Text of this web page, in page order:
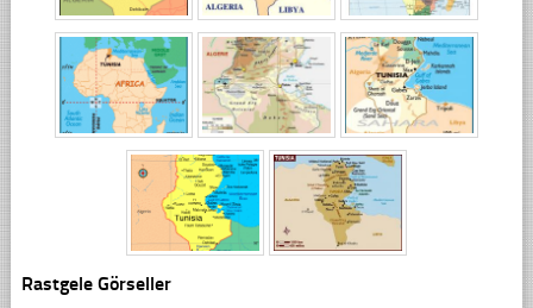
Rastgele Görseller